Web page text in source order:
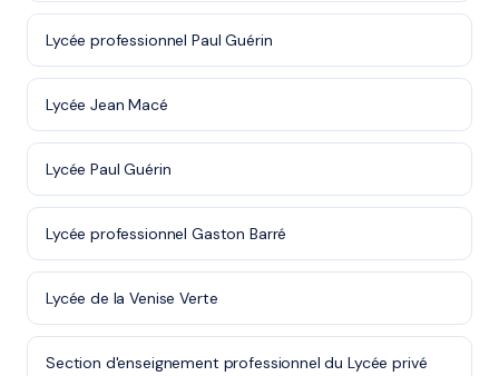
Lycée professionnel Paul Guérin
Lycée Jean Macé
Lycée Paul Guérin
Lycée professionnel Gaston Barré
Lycée de la Venise Verte
Section d'enseignement professionnel du Lycée privé